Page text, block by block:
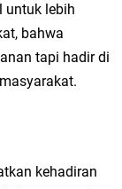
untuk lebih
bahwa
tapi hadir di
kehadiran